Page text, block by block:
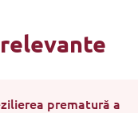
prematură a